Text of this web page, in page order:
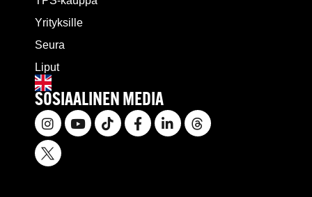
Yrityksille
Seura
Liput
SOSIAALINEN MEDIA